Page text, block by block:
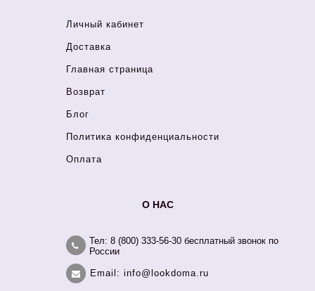
Личный кабинет
Доставка
Главная страница
Возврат
Блог
Политика конфиденциальности
Оплата
О НАС
Тел: 8 (800) 333-56-30 бесплатный звонок по
России
Email: info@lookdoma.ru